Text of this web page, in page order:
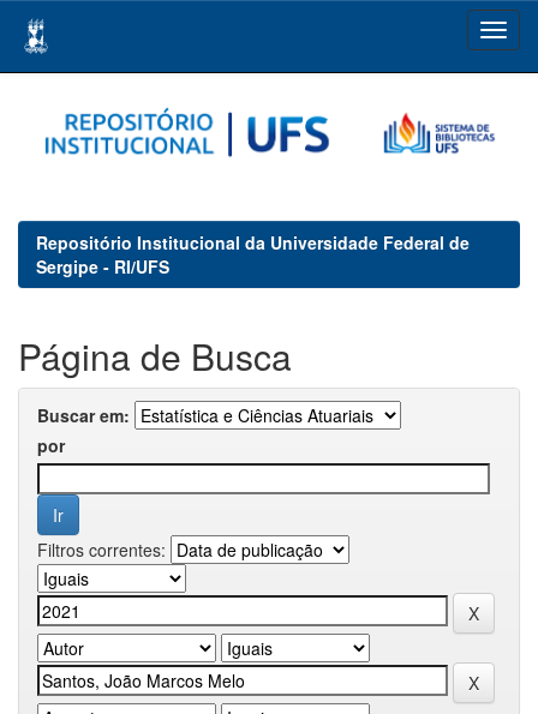
navigation
Repositório Institucional da Universidade Federal de
Sergipe - RI/UFS
Página de Busca
Buscar em:
por
Filtros correntes: